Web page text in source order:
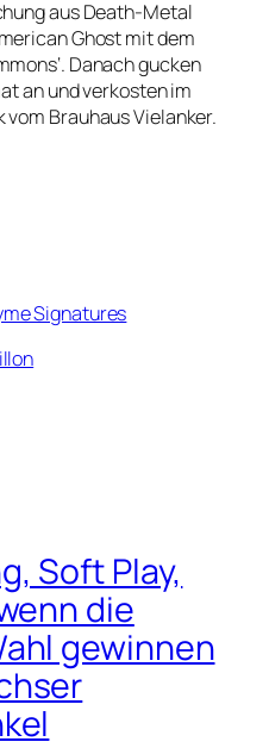
aus Death-Metal
Ghost mit dem
Danach gucken
an und verkosten im
Brauhaus Vielanker.
Signatures
Soft Play,
die
gewinnen